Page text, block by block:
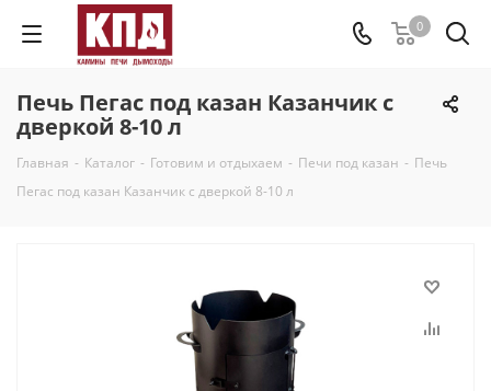
0
Печь Пегас под казан Казанчик с
дверкой 8-10 л
Главная - Каталог - Готовим и отдыхаем - Печи под казан - Печь
Пегас под казан Казанчик с дверкой 8-10 л